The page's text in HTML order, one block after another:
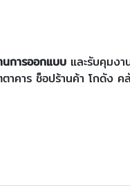
นการออกแบบ และรับคุมง
าคาร ช็อปร้านค้า โกดัง ค